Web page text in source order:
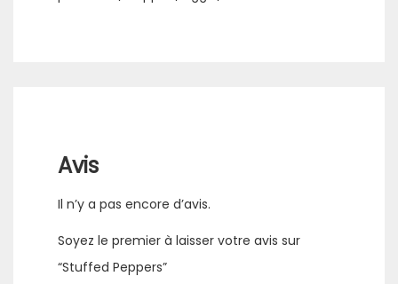
Avis
Il n’y a pas encore d’avis.
Soyez le premier à laisser votre avis sur
“Stuffed Peppers”